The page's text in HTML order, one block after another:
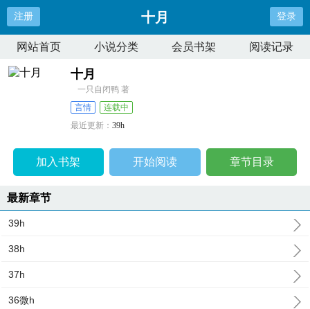
注册 十月 登录
网站首页 小说分类 会员书架 阅读记录
十月
一只自闭鸭 著
言情
连载中
最近更新：39h
加入书架 开始阅读 章节目录
最新章节
39h
38h
37h
36微h